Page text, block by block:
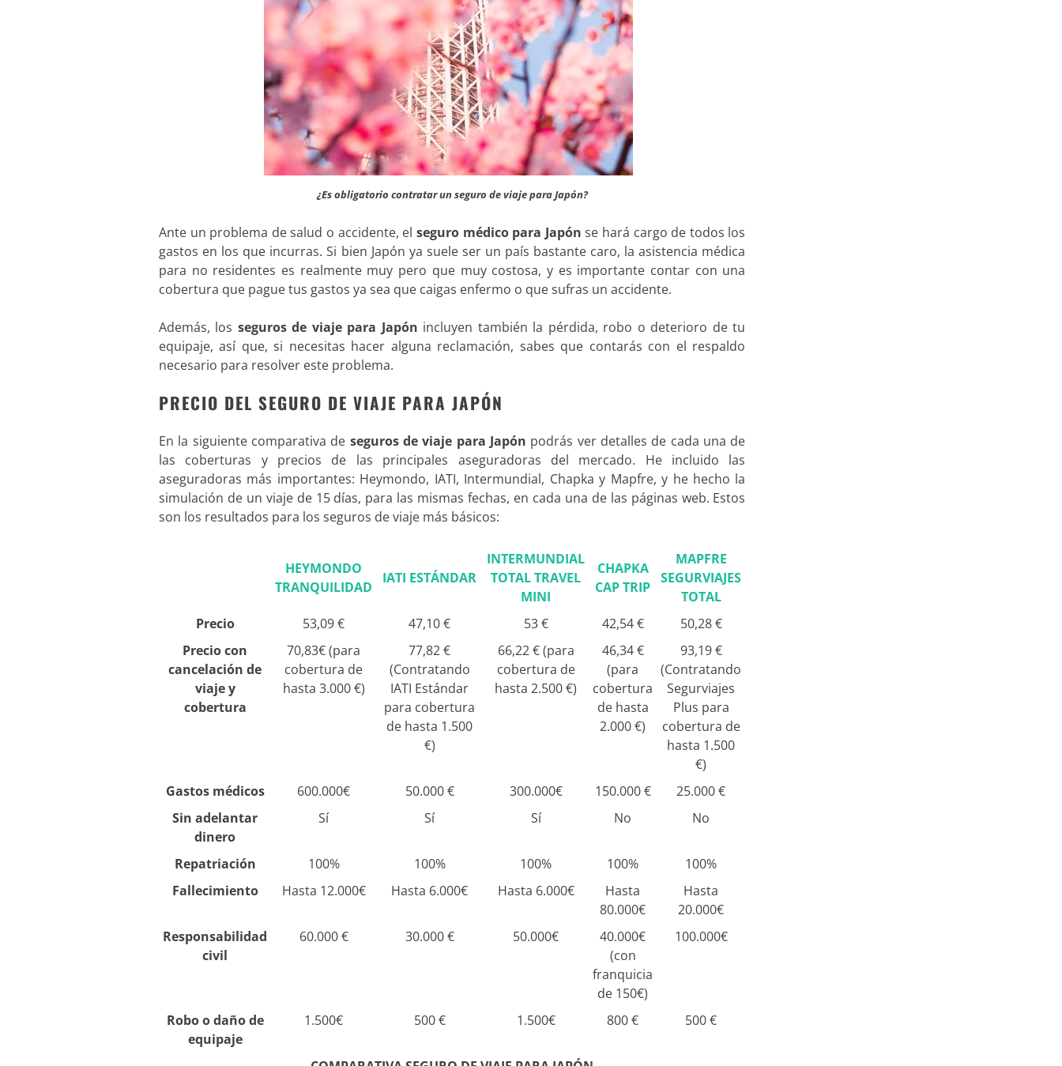
¿Es obligatorio contratar un seguro de viaje para Japón?
Ante un problema de salud o accidente, el seguro médico para Japón se hará cargo de todos los
gastos en los que incurras. Si bien Japón ya suele ser un país bastante caro, la asistencia médica
para no residentes es realmente muy pero que muy costosa, y es importante contar con una
cobertura que pague tus gastos ya sea que caigas enfermo o que sufras un accidente.
Además, los seguros de viaje para Japón incluyen también la pérdida, robo o deterioro de tu
equipaje, así que, si necesitas hacer alguna reclamación, sabes que contarás con el respaldo
necesario para resolver este problema.
PRECIO DEL SEGURO DE VIAJE PARA JAPÓN
En la siguiente comparativa de seguros de viaje para Japón podrás ver detalles de cada una de
las coberturas y precios de las principales aseguradoras del mercado. He incluido las
aseguradoras más importantes: Heymondo, IATI, Intermundial, Chapka y Mapfre, y he hecho la
simulación de un viaje de 15 días, para las mismas fechas, en cada una de las páginas web. Estos
son los resultados para los seguros de viaje más básicos:
HEYMONDO
TRANQUILIDAD
IATI ESTÁNDAR
INTERMUNDIAL
TOTAL TRAVEL
MINI
CHAPKA
CAP TRIP
MAPFRE
SEGURVIAJES
TOTAL
Precio
53,09 € 47,10 € 53 € 42,54 €
50,28 €
Precio con
cancelación de
viaje y
cobertura
70,83€ (para
cobertura de
hasta 3.000 €)
77,82 €
(Contratando
IATI Estándar
para cobertura
de hasta 1.500
€)
66,22 € (para
cobertura de
hasta 2.500 €)
46,34 €
(para
cobertura
de hasta
2.000 €)
93,19 €
(Contratando
Segurviajes
Plus para
cobertura de
hasta 1.500
€)
Gastos médicos
600.000€ 50.000 € 300.000€ 150.000 €
25.000 €
Sin adelantar
dinero
Sí Sí Sí No No
Repatriación 100% 100% 100% 100%
100%
Fallecimiento
Hasta 12.000€ Hasta 6.000€ Hasta 6.000€
Hasta
80.000€
Hasta
20.000€
Responsabilidad
civil
60.000 € 30.000 € 50.000€
40.000€
(con
franquicia
de 150€)
100.000€
Robo o daño de
equipaje
1.500€ 500 € 1.500€ 800 € 500 €